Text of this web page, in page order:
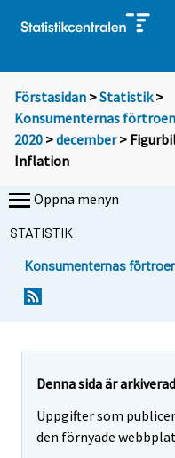
Förstasidan >Statistik >
Konsumenternas
2020 >december>
Inflation
Öppna menyn
STATISTIK
Konsumenternas
Denna sida är
Uppgifter som
den förnyade